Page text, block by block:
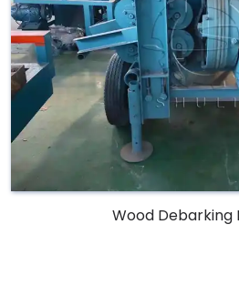
Wood Debarking